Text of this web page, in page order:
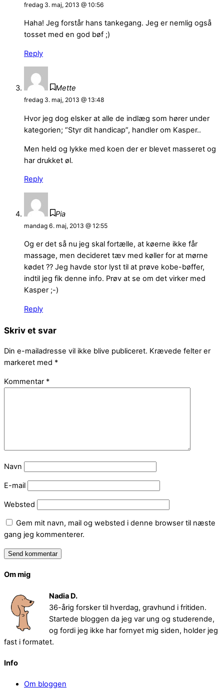
fredag 3. maj, 2013 @ 10:56
Haha! Jeg forstår hans tankegang. Jeg er nemlig også
tosset med en god bøf ;)
Reply
Mette
fredag 3. maj, 2013 @ 13:48
Hvor jeg dog elsker at alle de indlæg som hører under
kategorien; “Styr dit handicap”, handler om Kasper..
Men held og lykke med koen der er blevet masseret og
har drukket øl.
Reply
Pia
mandag 6. maj, 2013 @ 12:55
Og er det så nu jeg skal fortælle, at køerne ikke får
massage, men decideret tæv med køller for at mørne
kødet ?? Jeg havde stor lyst til at prøve kobe-bøffer,
indtil jeg fik denne info. Prøv at se om det virker med
Kasper ;-)
Reply
Skriv et svar
Din e-mailadresse vil ikke blive publiceret. Krævede felter er
markeret med *
Kommentar *
Navn
E-mail
Websted
Gem mit navn, mail og websted i denne browser til næste
gang jeg kommenterer.
Om mig
Nadia D.
36-årig forsker til hverdag, gravhund i fritiden.
Startede bloggen da jeg var ung og studerende,
og fordi jeg ikke har fornyet mig siden, holder jeg
fast i formatet.
Info
Om bloggen